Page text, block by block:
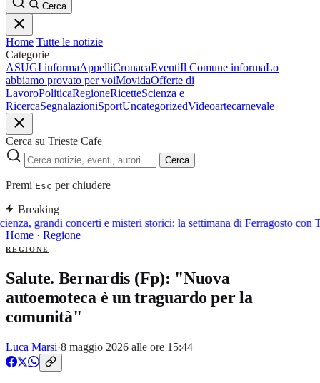
Cerca
Home Tutte le notizie
Categorie
ASUGI informaAppelliCronacaEventiIl Comune informaLo
abbiamo provato per voiMovidaOfferte di
LavoroPoliticaRegioneRicetteScienza e
RicercaSegnalazioniSportUncategorizedVideoartecarnevale
Cerca su Trieste Cafe
Cerca
Premi Esc per chiudere
Breaking
grandi concerti e misteri storici: la settimana di Ferragosto con
Home · Regione
REGIONE
Salute. Bernardis (Fp): "Nuova
autoemoteca è un traguardo per la
comunità"
Luca Marsi·8 maggio 2026 alle ore 15:44